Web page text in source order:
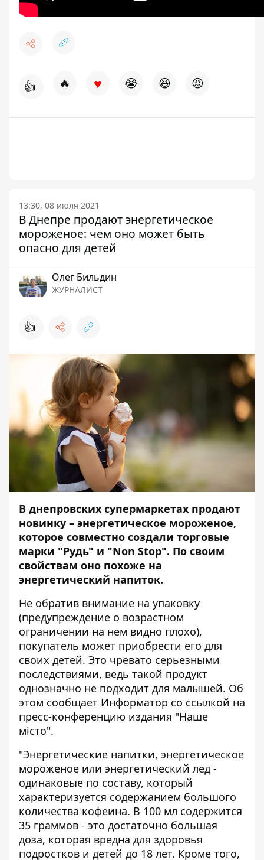
👍 🔥 ♥ 😭 😆 😡
13:30, 08 июля 2021
В Днепре продают энергетическое
мороженое: чем оно может быть
опасно для детей
Олег Бильдин
ЖУРНАЛИСТ
👍
В днепровских супермаркетах продают
новинку – энергетическое мороженое,
которое совместно создали торговые
марки "Рудь" и "Non Stop". По своим
свойствам оно похоже на
энергетический напиток.
Не обратив внимание на упаковку
(предупреждение о возрастном
ограничении на нем видно плохо),
покупатель может приобрести его для
своих детей. Это чревато серьезными
последствиями, ведь такой продукт
однозначно не подходит для малышей. Об
этом сообщает Информатор со ссылкой на
пресс-конференцию издания "Наше
місто".
"Энергетические напитки, энергетическое
мороженое или энергетический лед -
одинаковые по составу, который
характеризуется содержанием большого
количества кофеина. В 100 мл содержится
35 граммов - это достаточно большая
доза, которая вредна для здоровья
подростков и детей до 18 лет. Кроме того,